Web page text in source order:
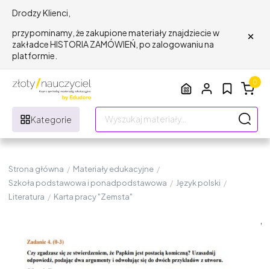
Drodzy Klienci,
przypominamy, że zakupione materiały znajdziecie w
zakładce HISTORIA ZAMÓWIEŃ, po zalogowaniu na
platformie.
×
Kategorie
0
Strona główna / Materiały edukacyjne /
Szkoła podstawowa i ponadpodstawowa / Język polski /
Literatura / Karta pracy "Zemsta"